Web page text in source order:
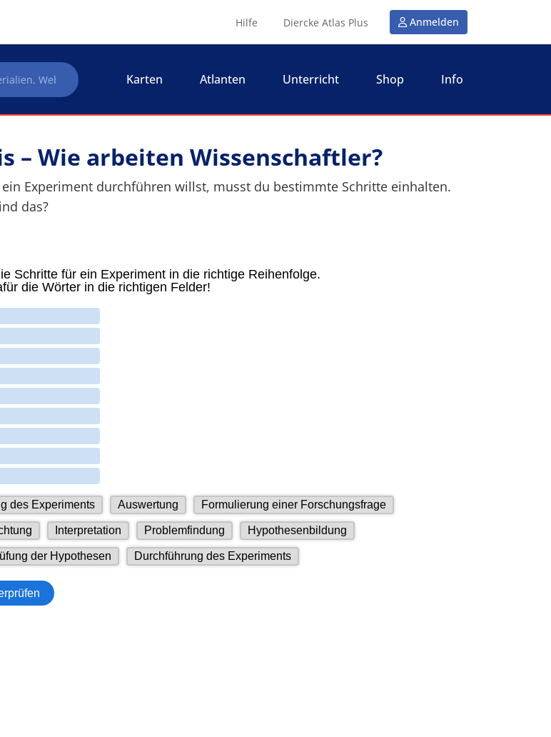
Hilfe Diercke Atlas Plus Anmelden
Karten Atlanten Unterricht Shop Info
– Wie arbeiten Wissenschaftler?
Experiment durchführen willst, musst du bestimmte Schritte einhalten.
das?